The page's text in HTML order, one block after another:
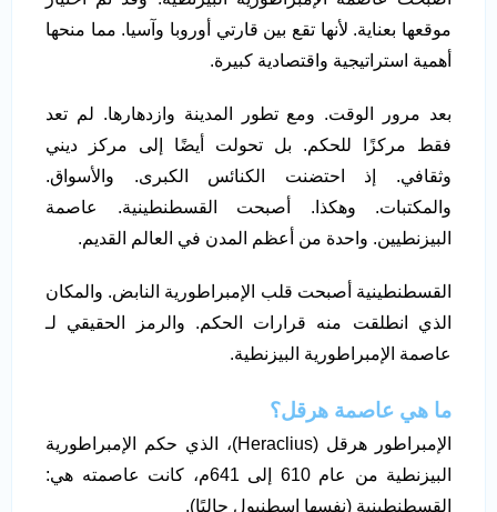
موقعها بعناية. لأنها تقع بين قارتي أوروبا وآسيا. مما منحها
أهمية استراتيجية واقتصادية كبيرة.
بعد مرور الوقت. ومع تطور المدينة وازدهارها. لم تعد
فقط مركزًا للحكم. بل تحولت أيضًا إلى مركز ديني
وثقافي. إذ احتضنت الكنائس الكبرى. والأسواق.
والمكتبات. وهكذا. أصبحت القسطنطينية. عاصمة
البيزنطيين. واحدة من أعظم المدن في العالم القديم.
القسطنطينية أصبحت قلب الإمبراطورية النابض. والمكان
الذي انطلقت منه قرارات الحكم. والرمز الحقيقي لـ
عاصمة الإمبراطورية البيزنطية.
ما هي عاصمة هرقل؟
الإمبراطور هرقل (Heraclius)، الذي حكم الإمبراطورية
البيزنطية من عام 610 إلى 641م، كانت عاصمته هي:
القسطنطينية (نفسها إسطنبول حاليًا).